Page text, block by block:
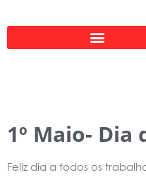
1º Maio- Dia
Feliz dia a todos os